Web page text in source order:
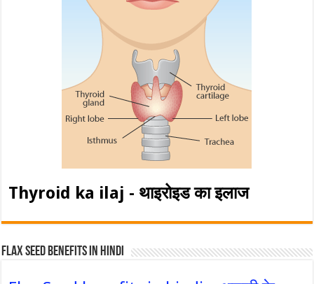
Thyroid ka ilaj - थाइरोइड का इलाज
Flax Seed Benefits in hindi